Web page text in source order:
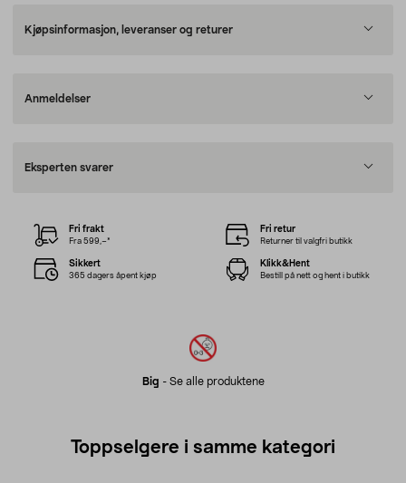
Kjøpsinformasjon, leveranser og returer
Anmeldelser
Eksperten svarer
Big - Se alle produktene
Fri frakt
Fra 599,–*
Fri retur
Returner til valgfri butikk
Sikkert
365 dagers åpent kjøp
Klikk&Hent
Bestill på nett og hent i butikk
Toppselgere i samme kategori